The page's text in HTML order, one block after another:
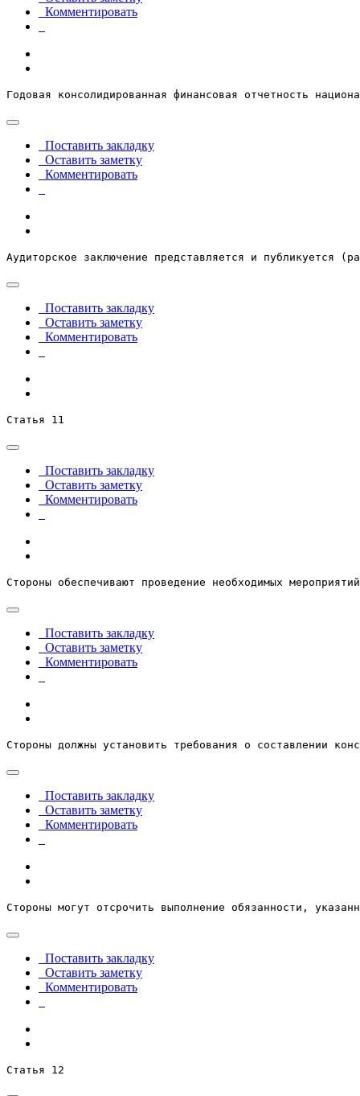
Комментировать
Годовая консолидированная финансовая отчетность
Поставить закладку
Оставить заметку
Комментировать
Аудиторское заключение представляется и публикуется
Поставить закладку
Оставить заметку
Комментировать
Статья 11
Поставить закладку
Оставить заметку
Комментировать
Стороны обеспечивают проведение необходимых
Поставить закладку
Оставить заметку
Комментировать
Стороны должны установить требования о составлении
Поставить закладку
Оставить заметку
Комментировать
Стороны могут отсрочить выполнение обязанности,
Поставить закладку
Оставить заметку
Комментировать
Статья 12